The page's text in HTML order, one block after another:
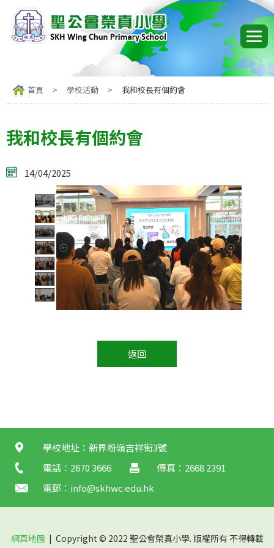
首頁 > 學校活動 > 我和校長有個約會
我和校長有個約會
14/04/2025
返回
學校地址：新界粉嶺吉祥街3號
電話：2670 3666
傳真：2668 2391
電郵： info@skhwc.edu.hk
網頁地圖 | Copyright © 2022 聖公會榮真小學. 版權所有 不得轉載